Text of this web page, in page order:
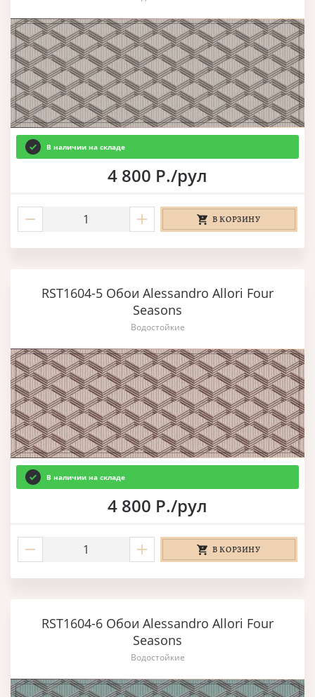
В наличии на складе
4 800 Р./рул
В КОРЗИНУ
RST1604-5 Обои Alessandro Allori Four
Seasons
Водостойкие
В наличии на складе
4 800 Р./рул
В КОРЗИНУ
RST1604-6 Обои Alessandro Allori Four
Seasons
Водостойкие